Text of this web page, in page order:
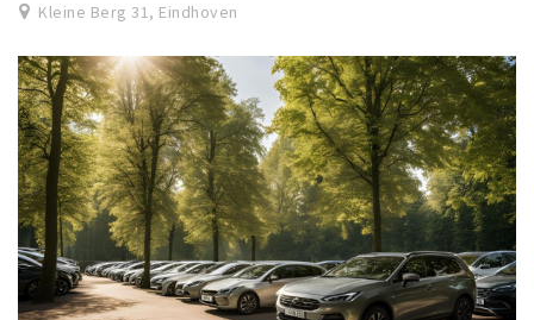
Kleine Berg 31, Eindhoven